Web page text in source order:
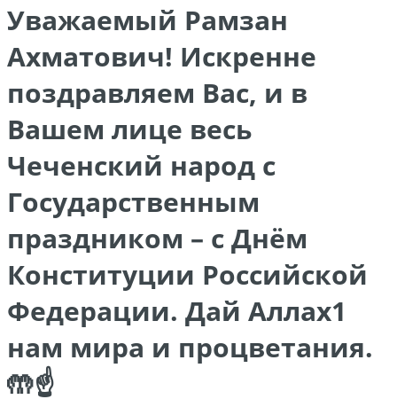
Уважаемый Рамзан
Ахматович! Искренне
поздравляем Вас, и в
Вашем лице весь
Чеченский народ с
Государственным
праздником – с Днём
Конституции Российской
Федерации. Дай Аллах1
нам мира и процветания.
🤲☝️